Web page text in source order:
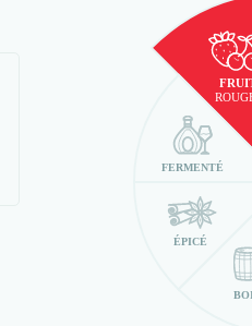
FERMENTÉ
ÉPICÉ